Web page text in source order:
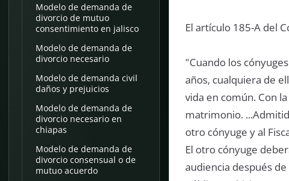
Modelo de demanda de
divorcio de mutuo
consentimiento en jalisco
Modelo de demanda de
divorcio necesario
Modelo de demanda civil
daños y prejuicios
Modelo de demanda de
divorcio necesario en
chiapas
Modelo de demanda de
divorcio consensual o de
mutuo acuerdo
El artículo 185-A del
"Cuando los
años, cualquiera de
vida en común. Con
matrimonio.
otro cónyuge y al
El otro cónyuge
audiencia después